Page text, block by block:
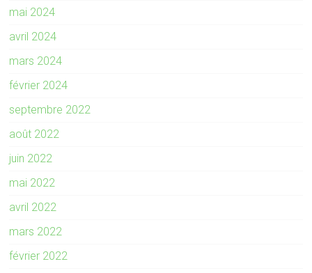
mai 2024
avril 2024
mars 2024
février 2024
septembre 2022
août 2022
juin 2022
mai 2022
avril 2022
mars 2022
février 2022